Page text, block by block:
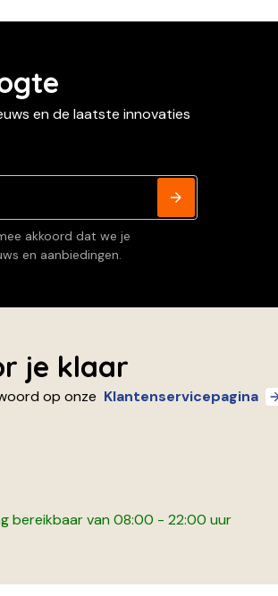
en de laatste innovaties
akkoord dat we je
en aanbiedingen.
je klaar
op onze Klantenservicepagina
bereikbaar van 08:00 - 22:00 uur